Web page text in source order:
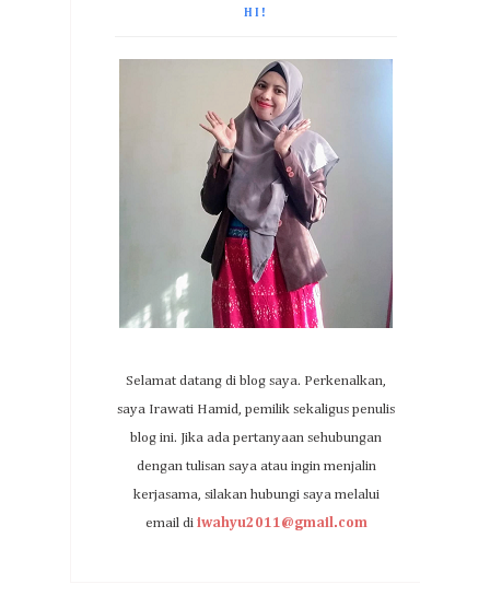
HI!
Selamat datang di blog saya. Perkenalkan,
saya Irawati Hamid, pemilik sekaligus penulis
blog ini. Jika ada pertanyaan sehubungan
dengan tulisan saya atau ingin menjalin
kerjasama, silakan hubungi saya melalui
email di iwahyu2011@gmail.com